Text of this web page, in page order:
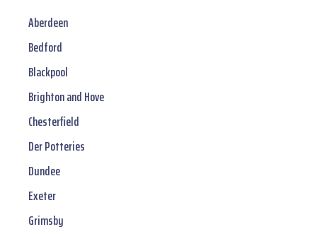
Aberdeen
Bedford
Blackpool
Brighton and Hove
Chesterfield
Der Potteries
Dundee
Exeter
Grimsby